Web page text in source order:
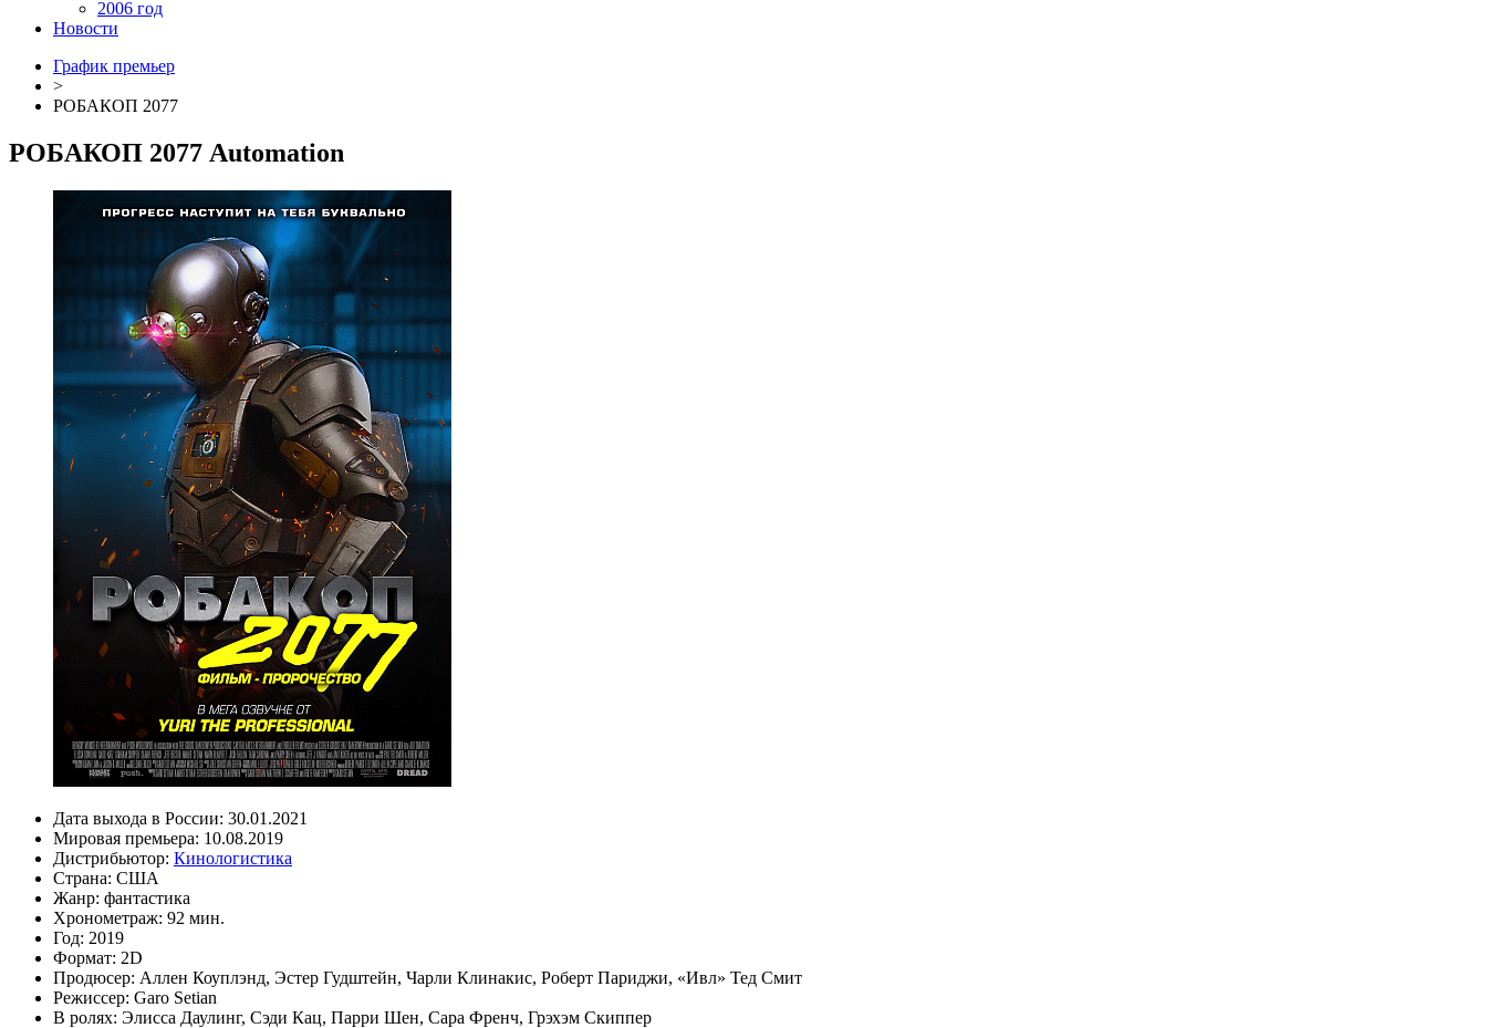
2006 год
Новости
График премьер
>
РОБАКОП 2077
РОБАКОП 2077 Automation
Дата выхода в России: 30.01.2021
Мировая премьера: 10.08.2019
Дистрибьютор: Кинологистика
Страна: США
Жанр: фантастика
Хронометраж: 92 мин.
Год: 2019
Формат: 2D
Продюсер: Аллен Коуплэнд, Эстер Гудштейн, Чарли Клинакис, Роберт Париджи, «Ивл» Тед Смит
Режиссер: Garo Setian
В ролях: Элисса Даулинг, Сэди Кац, Парри Шен, Сара Френч, Грэхэм Скиппер